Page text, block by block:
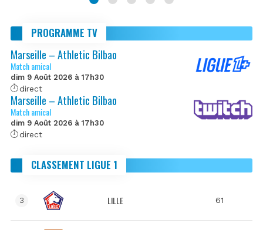
PROGRAMME TV
Marseille – Athletic Bilbao
Match amical
dim 9 Août 2026 à 17h30
direct
Marseille – Athletic Bilbao
Match amical
dim 9 Août 2026 à 17h30
direct
CLASSEMENT LIGUE 1
3 LILLE 61